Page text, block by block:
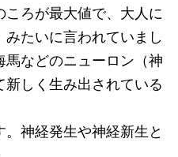
ころが最大値で、大人に
たいに言われていまし
などのニューロン（神
しく生み出されている
神経発生や神経新生と